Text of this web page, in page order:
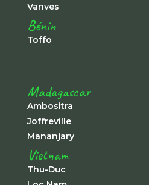
Vanves
Bénin
Toffo
Madagascar
Ambositra
Joffreville
Mananjary
Vietnam
Thu-Duc